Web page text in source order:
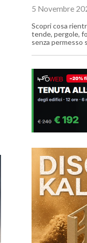
5 Novembre
Scopri cosa
tende, pergole,
senza permesso